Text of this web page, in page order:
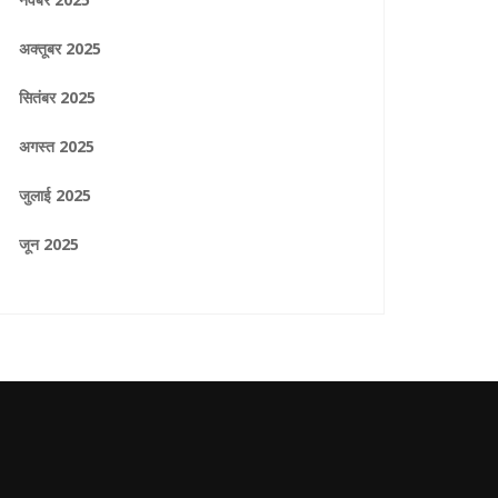
अक्तूबर 2025
सितंबर 2025
अगस्त 2025
जुलाई 2025
जून 2025